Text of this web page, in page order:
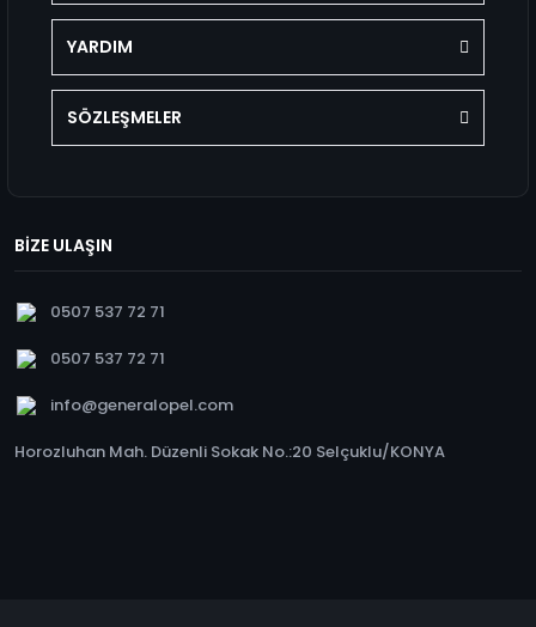
YARDIM
SÖZLEŞMELER
BİZE ULAŞIN
0507 537 72 71
0507 537 72 71
info@generalopel.com
Horozluhan Mah. Düzenli Sokak No.:20 Selçuklu/KONYA